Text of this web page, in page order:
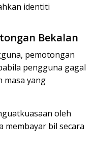
identiti
Bekalan
pemotongan
pengguna gagal
masa yang
oleh
membayar bil secara